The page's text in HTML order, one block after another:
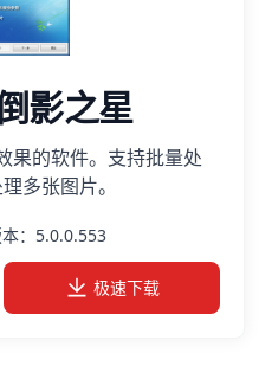
影之星
果的软件。支持批量处
多张图片。
：5.0.0.553
极速下载